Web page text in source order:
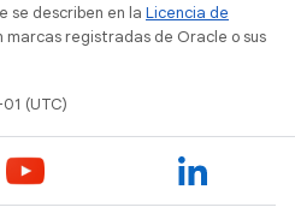
se describen en la Licencia de
marcas registradas de Oracle o sus
(UTC)